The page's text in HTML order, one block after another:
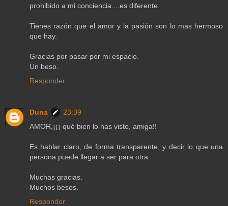
prohibido a mi conciencia....es diferente.
Tienes razón que el amor y la pasión son lo mas hermoso
que hay.
Gracias por pasar por mi espacio.
Un beso.
Responder
Duna
23:39
AMOR,¡¡¡ qué bien lo has visto, amiga!!
Es hablar claro, de forma transparente, y decir lo que una
persona puede llegar a ser para otra.
Muchas gracias.
Muchos besos.
Responder